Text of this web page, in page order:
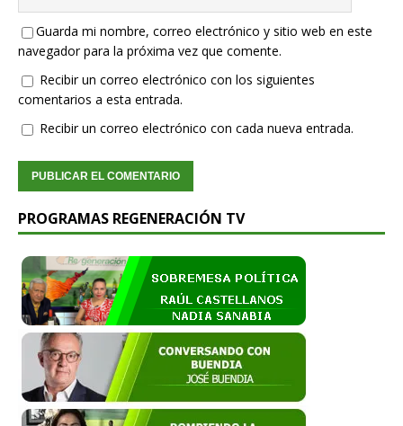
Guarda mi nombre, correo electrónico y sitio web en este
navegador para la próxima vez que comente.
Recibir un correo electrónico con los siguientes
comentarios a esta entrada.
Recibir un correo electrónico con cada nueva entrada.
PROGRAMAS REGENERACIÓN TV